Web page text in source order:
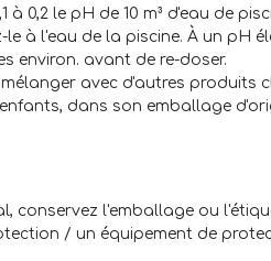
0,2 le pH de 10 m³ d'eau de
à l'eau de la piscine. À un pH
environ. avant de re-doser.
avec d'autres produits
dans son emballage
conservez l'emballage ou
/ un équipement de